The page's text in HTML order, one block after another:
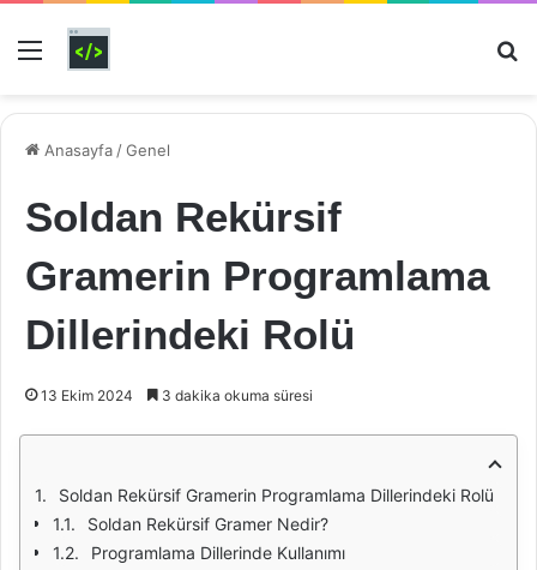
Menü
Anasayfa /Genel
Soldan Rekürsif
Gramerin Programlama
Dillerindeki Rolü
13 Ekim 2024 3 dakika okuma süresi
Soldan Rekürsif Gramerin Programlama Dillerindeki Rolü
Soldan Rekürsif Gramer Nedir?
Programlama Dillerinde Kullanımı